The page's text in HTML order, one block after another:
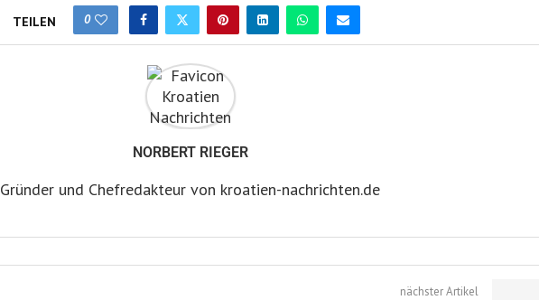
TEILEN 0
NORBERT RIEGER
Gründer und Chefredakteur von kroatien-nachrichten.de
nächster Artikel